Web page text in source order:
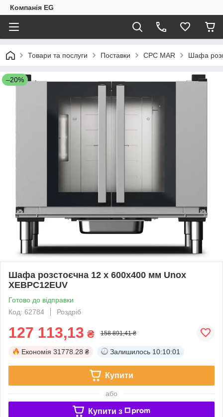
Компанія EG
Товари та послуги Поставки CPC MAR Шафа
–20%
Шафа розстоєчна 12 x 600х400 мм Unox
XEBPC12EUV
Готово до відправки
Код: 62784
Роздріб
127 113,13 ₴ 158 891,41 ₴
Економія 31778.28 ₴ Залишилось 10:10:01
Купити
або
Купити з